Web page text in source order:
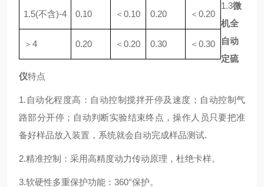
1.5(不含)-4 0.10 ＜0.10 0.20 ＜0.20
＞4 0.20 ＜0.20 0.30 ＜0.30
1.3微
机全
自动
定硫
仪特点
1.自动化程度高：自动控制搅拌开停及速度；自动控制气
路部分开停；自动判断实验结束终点，操作人员只要把准
备好样品放入装置，系统就会自动完成样品测试.
2.精准控制：采用高精度动力传动原理，杜绝卡样。
3.软硬性多重保护功能：360°保护。